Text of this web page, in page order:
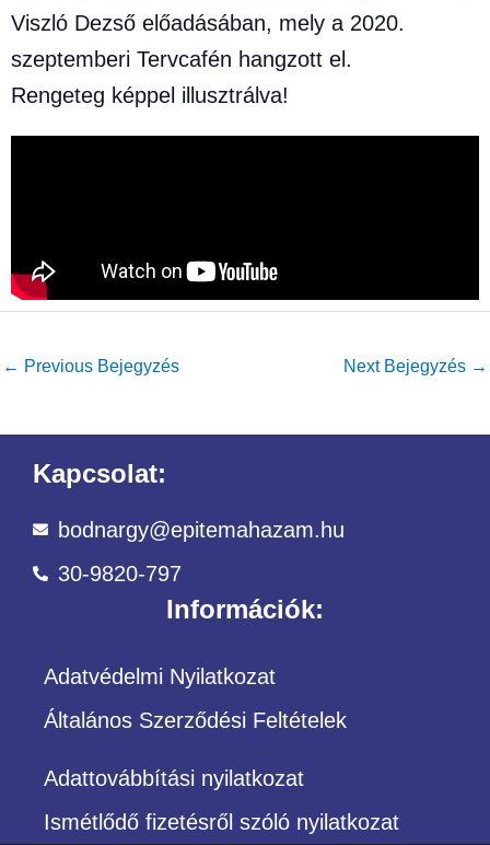
Viszló Dezső előadásában, mely a 2020.
szeptemberi Tervcafén hangzott el.
Rengeteg képpel illusztrálva!
← Previous Bejegyzés Next Bejegyzés →
Kapcsolat:
bodnargy@epitemahazam.hu
30-9820-797
Információk:
Adatvédelmi Nyilatkozat
Általános Szerződési Feltételek
Adattovábbítási nyilatkozat
Ismétlődő fizetésről szóló nyilatkozat